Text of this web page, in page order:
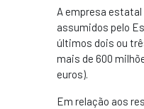
A empresa estatal
assumidos pelo
últimos dois ou
mais de 600
euros).
Em relação aos